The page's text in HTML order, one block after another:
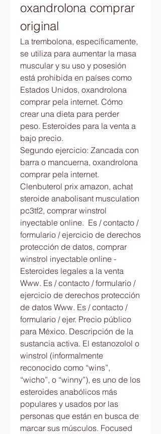
oxandrolona comprar
original
La trembolona, específicamente,
se utiliza para aumentar la masa
muscular y su uso y posesión
está prohibida en países como
Estados Unidos, oxandrolona
comprar pela internet. Cómo
crear una dieta para perder
peso. Esteroides para la venta a
bajo precio.
Segundo ejercicio: Zancada con
barra o mancuerna, oxandrolona
comprar pela internet.
Clenbuterol prix amazon, achat
steroide anabolisant musculation
pc3tf2, comprar winstrol
inyectable online.  Es / contacto /
formulario / ejercicio de derechos
protección de datos, comprar
winstrol inyectable online -
Esteroides legales a la venta
Www. Es / contacto / formulario /
ejercicio de derechos protección
de datos Www. Es / contacto /
formulario / ejer. Precio público
para México. Descripción de la
sustancia activa. El estanozolol o
winstrol (informalmente
reconocido como “wins”,
“wicho”, o “winny”), es uno de los
esteroides anabólicos más
populares y usados por las
personas que están en busca de
marcar sus músculos. Focused